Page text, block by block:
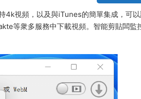
4k視頻，以及與iTunes的簡單集成，可以
等衆多服務中下載視頻。智能剪貼闆監